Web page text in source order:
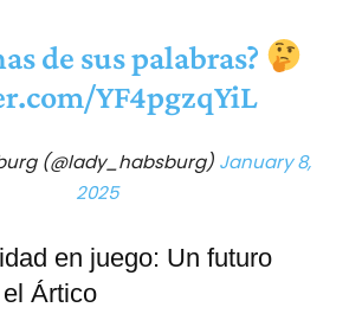
de sus palabras?
YF4pgzqYiL
(@lady_habsburg) January 8,
2025
en juego: Un futuro
Ártico